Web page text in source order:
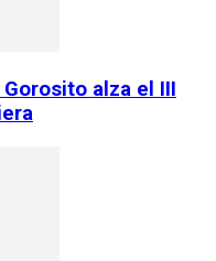
alza el III